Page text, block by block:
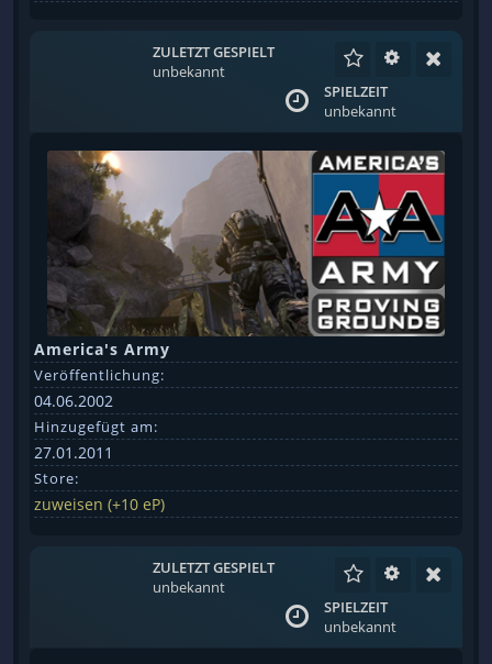
ZULETZT GESPIELT
unbekannt
SPIELZEIT
unbekannt
America's Army
Veröffentlichung:
04.06.2002
Hinzugefügt am:
27.01.2011
Store:
zuweisen (+10 eP)
ZULETZT GESPIELT
unbekannt
SPIELZEIT
unbekannt